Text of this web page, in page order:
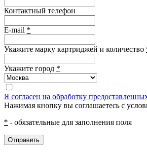
Контактный телефон
E-mail *
Укажите марку картриджей и количество
Укажите город *
Я согласен на обработку
Нажимая кнопку вы соглашаетесь с
* - обязательные для заполнения поля
Отправить